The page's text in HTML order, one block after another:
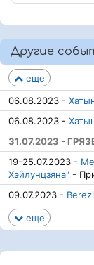
Другие
еще
06.08.2023 -
06.08.2023 -
31.07.2023 -
19-25.07.2023 -
Хэйлунцзяна" -
09.07.2023 -
еще